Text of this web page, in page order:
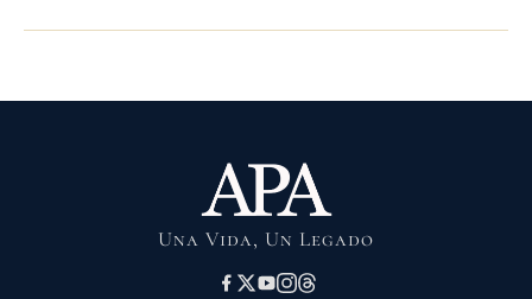
Una Vida, Un Legado